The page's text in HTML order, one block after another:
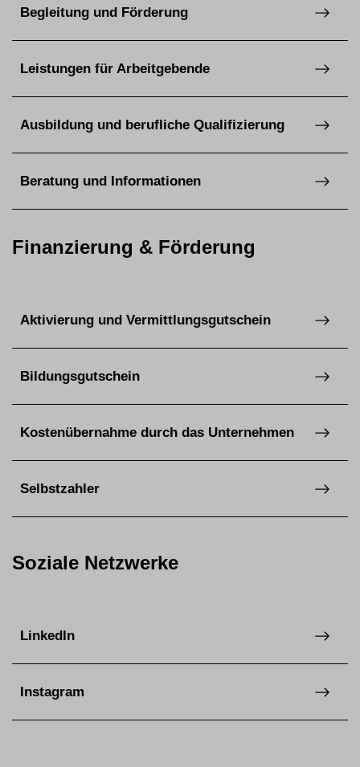
Begleitung und Förderung
Leistungen für Arbeitgebende
Ausbildung und berufliche Qualifizierung
Beratung und Informationen
Finanzierung & Förderung
Aktivierung und Vermittlungsgutschein
Bildungsgutschein
Kostenübernahme durch das Unternehmen
Selbstzahler
Soziale Netzwerke
LinkedIn
Instagram